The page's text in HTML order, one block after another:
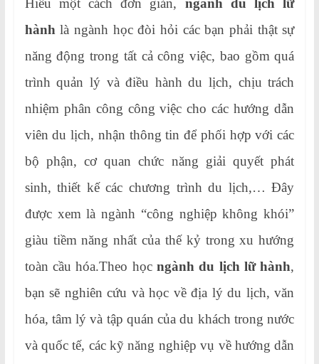
Hiểu một cách đơn giản, ngành du lịch lữ
hànhlà ngành học đòi hỏi các bạn phải thật sự
năng động trong tất cả công việc, bao gồm quá
trình quản lý và điều hành du lịch, chịu trách
nhiệm phân công công việc cho các hướng dẫn
viên du lịch, nhận thông tin để phối hợp với các
bộ phận, cơ quan chức năng giải quyết phát
sinh, thiết kế các chương trình du lịch,… Đây
được xem là ngành “công nghiệp không khói”
giàu tiềm năng nhất của thế kỷ trong xu hướng
toàn cầu hóa.Theo họcngành du lịch lữ hành,
bạn sẽ nghiên cứu và học về địa lý du lịch, văn
hóa, tâm lý và tập quán của du khách trong nước
và quốc tế, các kỹ năng nghiệp vụ về hướng dẫn